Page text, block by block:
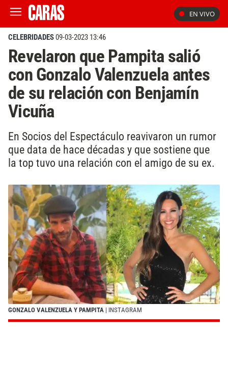
EN VIVO
CELEBRIDADES09-03-2023 13:46
Revelaron que Pampita salió
con Gonzalo Valenzuela antes
de su relación con Benjamín
Vicuña
En Socios del Espectáculo reavivaron un rumor
que data de hace décadas y que sostiene que
la top tuvo una relación con el amigo de su ex.
GONZALO VALENZUELA Y PAMPITA | INSTAGRAM